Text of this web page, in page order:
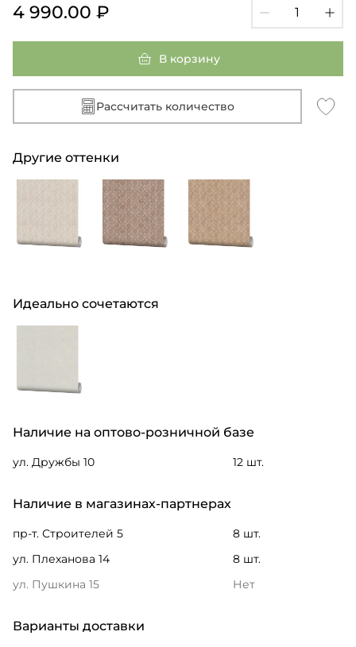
4 990.00 ₽
В корзину
Рассчитать количество
Другие оттенки
Идеально сочетаются
Наличие на оптово-розничной базе
ул. Дружбы 10 12 шт.
Наличие в магазинах-партнерах
пр-т. Строителей 5
8 шт.
ул. Плеханова 14
8 шт.
ул. Пушкина 15
Нет
Варианты доставки